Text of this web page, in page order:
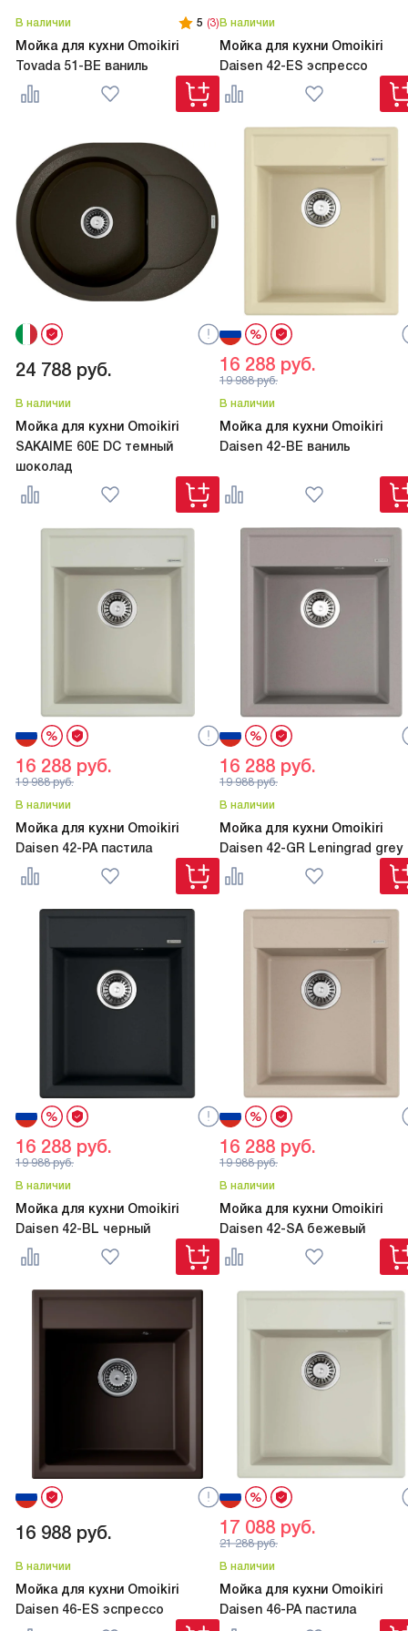
В наличии 5 (3)
Мойка для кухни Omoikiri
Tovada 51-BE ваниль
В наличии
Мойка для кухни Omoikiri
Daisen 42-ES эспрессо
В наличии
Мойка для кухни Omoikiri
SAKAIME 60E DC темный
шоколад
24 788 руб.
В наличии
Мойка для кухни Omoikiri
Daisen 42-BE ваниль
16 288 руб.
19 988руб.
В наличии
Мойка для кухни Omoikiri
Daisen 42-PA пастила
16 288 руб.
19 988руб.
В наличии
Мойка для кухни Omoikiri
Daisen 42-GR Leningrad grey
16 288 руб.
19 988руб.
В наличии
Мойка для кухни Omoikiri
Daisen 42-BL черный
16 288 руб.
19 988руб.
В наличии
Мойка для кухни Omoikiri
Daisen 42-SA бежевый
16 288 руб.
19 988руб.
В наличии
Мойка для кухни Omoikiri
Daisen 46-ES эспрессо
16 988 руб.
В наличии
Мойка для кухни Omoikiri
Daisen 46-PA пастила
17 088 руб.
21 288руб.